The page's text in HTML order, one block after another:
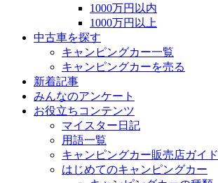
1000万円以内
1000万円以上
中古車を探す
キャンピングカー一覧
キャンピングカーを売る
新着記事
みんなのアンケート
お役立ちコンテンツ
マイスター日記
用語一覧
キャンピングカー販売店ガイド
はじめてのキャンピングカー